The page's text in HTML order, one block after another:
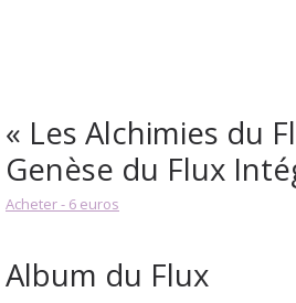
« Les Alchimies du
Genèse du Flux
Acheter - 6 euros
Album du Flux